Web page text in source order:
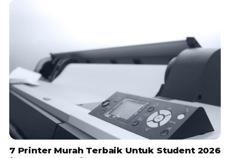
7 Printer Murah Terbaik Untuk Student 2026